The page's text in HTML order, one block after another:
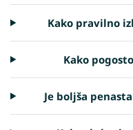
Kako pravilno
Kako
Je boljša